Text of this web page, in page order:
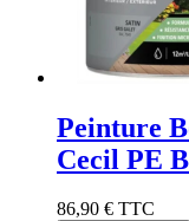
Peinture
Cecil PE
86,90 € TTC